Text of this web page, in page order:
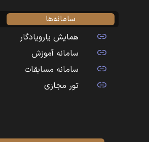
سامانه‌ها
همایش یارویادگار
سامانه آموزش
سامانه مسابقات
تور مجازی